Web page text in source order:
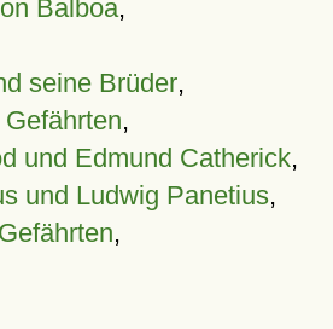
Balboa,
seine Brüder,
,
und Edmund Catherick,
und Ludwig Panetius,
,